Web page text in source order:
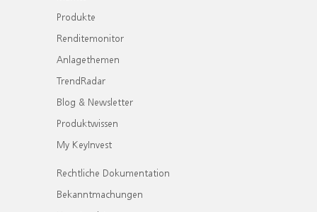
Produkte
Renditemonitor
Anlagethemen
TrendRadar
Blog & Newsletter
Produktwissen
My KeyInvest
Rechtliche Dokumentation
Bekanntmachungen